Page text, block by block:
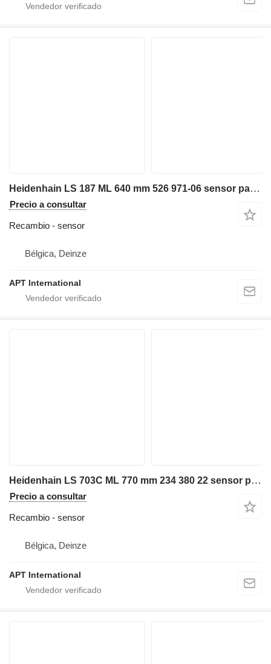
Heidenhain LS 187 ML 640 mm 526 971-06 sensor para maquinaria industrial
Precio a consultar
Recambio - sensor
Bélgica, Deinze
APT International
Heidenhain LS 703C ML 770 mm 234 380 22 sensor para maquinaria industrial
Precio a consultar
Recambio - sensor
Bélgica, Deinze
APT International